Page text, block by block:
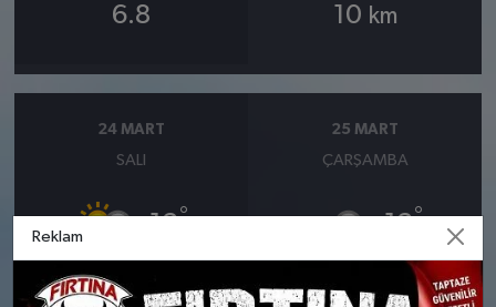
6.8 10 km
24 MART
SALI
13°
Bölgesel düzensiz yağmur
25 MART
ÇARŞAMBA
13°
Orta kuvvetli yağmurlu
Reklam